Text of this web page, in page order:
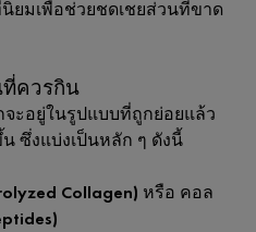
ยมเพื่อช่วยชดเชยส่วนที่ขาด
ที่ควรกิน
ะอยู่ในรูปแบบที่ถูกย่อยแล้ว
ซึ่งแบ่งเป็นหลัก ๆ ดังนี้
Collagen) หรือ คอล